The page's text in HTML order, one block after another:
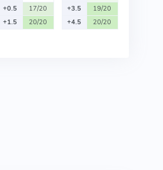
+0.5
17/20
+1.5
20/20
+3.5
19/20
+4.5
20/20